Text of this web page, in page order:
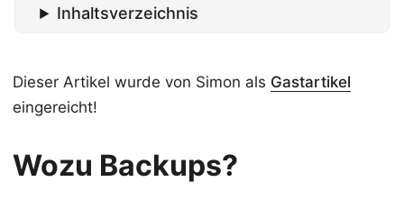
Inhaltsverzeichnis
Dieser Artikel wurde von Simon als Gastartikel
eingereicht!
Wozu Backups?